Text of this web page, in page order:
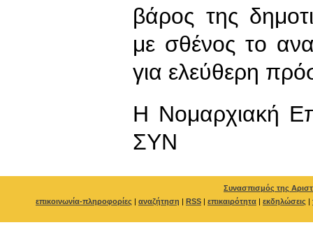
βάρος της
με σθένος το
για ελεύθερη
Η Νομαρχιακή
ΣΥΝ
Συνασπισμός της
επικοινωνία-πληροφορίες | αναζήτηση | RSS | επικαιρότητα | εκδηλώσεις |